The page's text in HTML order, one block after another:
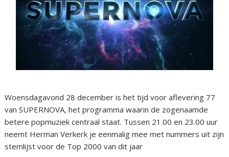
Woensdagavond 28 december is het tijd voor aflevering 77
van SUPERNOVA, het programma waarin de zogenaamde
betere popmuziek centraal staat. Tussen 21.00 en 23.00 uur
neemt Herman Verkerk je eenmalig mee met nummers uit zijn
stemlijst voor de Top 2000 van dit jaar